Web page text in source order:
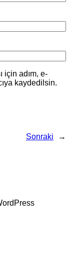
için adım, e-
kaydedilsin.
Sonraki →